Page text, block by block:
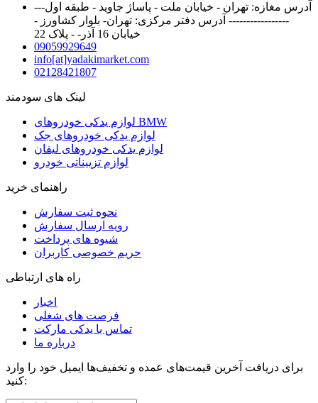
آدرس مغازه: تهران - خیابان ملت - پاساژ جاوید - طبقه اول---
----------------- آدرس دفتر مرکزی: تهران- بلوار کشاورز -
خیابان 16 آذر- - پلاک 22
09059929649
info[at]yadakimarket.com
02128421807
لینک های سودمند
لوازم یدکی خودروهای BMW
لوازم یدکی خودروهای جک
لوازم یدکی خودروهای لیفان
لوازم تزییناتی خودرو
راهنمای خرید
نحوه ثبت سفارش
رویه ارسال سفارش
شیوه های پرداخت
حریم خصوصی کاربران
راه های ارتباطی
اخبار
فرصت های شغلی
تماس با یدکی مارکت
درباره ما
برای دریافت آخرین قیمت‌های عمده و تخفیف‌ها ایمیل خود را وارد
کنید: